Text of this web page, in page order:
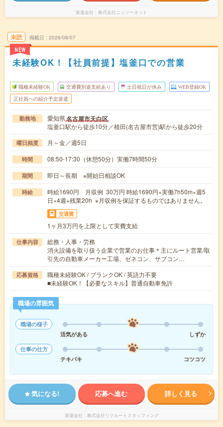
派遣会社 株式会社ニッソーネット
未読
NEW
掲載日 2026/08/07
未経験OK！【社員前提】塩釜口での営業
職種未経験OK 交通費別途支給あり 土日祝日が休み WEB登録OK
正社員への紹介予定派遣
勤務地 愛知県名古屋市天白区
塩釜口駅から徒歩10分／植田(名古屋市営)駅から徒歩20分
曜日頻度 月～金／週5日
時間 08:50-17:30（休憩50分）実働7時間50分
期間 即日～長期 ※開始日相談OK
時給
時給1690円 月収例 30万円 時給1690円×実働7h50m×週5
日×4週+残業20h ※月収例を保証するものではありません。
交通費
1ヶ月3万円を上限として実費支給
仕事内容
総務・人事・労務
消火設備を取り扱う企業で営業のお仕事＊主にルート営業/取
引先の自動車メーカー工場、ゼネコン、サブコン…
応募資格
職種未経験OK / ブランクOK / 英語力不要
■未経験OK！【必要なスキル】普通自動車免許
職場の雰囲気
職場の様子
活気がある
しずか
仕事の仕方
テキパキ
コツコツ
気になる! 応募へ進む 詳しく見る
派遣会社 株式会社リクルートスタッフィング